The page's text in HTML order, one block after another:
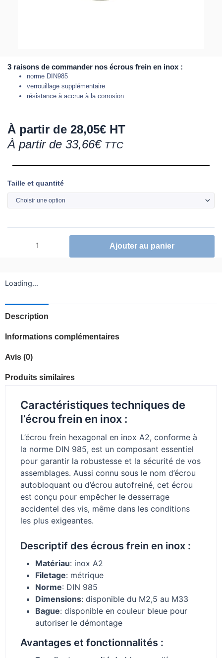
3 raisons de commander nos écrous frein en inox :
norme DIN985
verrouillage supplémentaire
résistance à accrue à la corrosion
À partir de 28,05€ HT
À partir de 33,66€ TTC
Taille et quantité
quantité
de
Écrou
Ajouter au panier
Loading...
Description
Informations complémentaires
Avis (0)
Produits similaires
Caractéristiques techniques de
l’écrou frein en inox :
L’écrou frein hexagonal en inox A2, conforme à
la norme DIN 985, est un composant essentiel
pour garantir la robustesse et la sécurité de vos
assemblages. Aussi connu sous le nom d’écrou
autobloquant ou d’écrou autofreiné, cet écrou
est conçu pour empêcher le desserrage
accidentel des vis, même dans les conditions
les plus exigeantes.
Descriptif des écrous frein en inox :
Matériau: inox A2
Filetage: métrique
Norme: DIN 985
Dimensions: disponible du M2,5 au M33
Bague: disponible en couleur bleue pour
autoriser le démontage
Avantages et fonctionnalités :